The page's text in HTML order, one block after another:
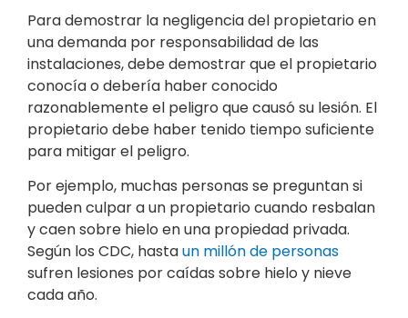
Para demostrar la negligencia del propietario en
una demanda por responsabilidad de las
instalaciones, debe demostrar que el propietario
conocía o debería haber conocido
razonablemente el peligro que causó su lesión. El
propietario debe haber tenido tiempo suficiente
para mitigar el peligro.
Por ejemplo, muchas personas se preguntan si
pueden culpar a un propietario cuando resbalan
y caen sobre hielo en una propiedad privada.
Según los CDC, hastaun millón de personas
sufren lesiones por caídas sobre hielo y nieve
cada año.